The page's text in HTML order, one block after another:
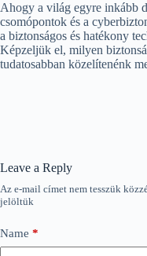
Ahogy a világ egyre inkább
csomópontok és a
a biztonságos és hatékony
Képzeljük el, milyen
tudatosabban közelítenénk
Leave a Reply
Az e-mail címet nem tesszük
jelöltük
Name *